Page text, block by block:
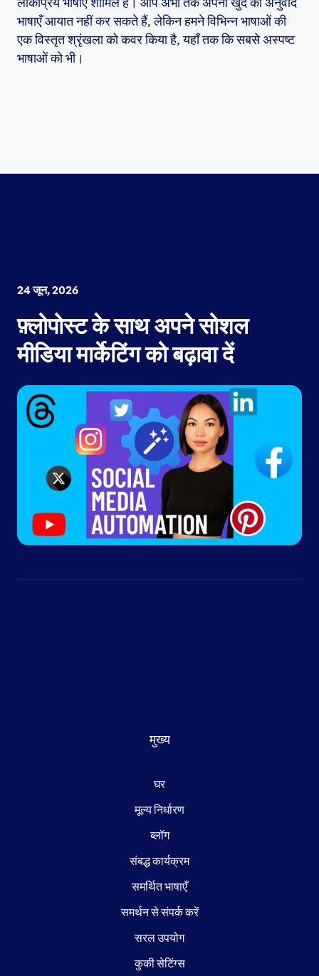
भाषाएँ आयात नहीं कर सकते हैं, लेकिन हमने विभिन्न भाषाओं की
एक विस्तृत श्रृंखला को कवर किया है, यहाँ तक कि सबसे अस्पष्ट
भाषाओं को भी।
24 जून, 2026
फ़्लोपोस्ट के साथ अपने सोशल
मीडिया मार्केटिंग को बढ़ावा दें
मुख्य
घर
मूल्य निर्धारण
ब्लॉग
संबद्ध कार्यक्रम
समर्थित भाषाएँ
समर्थन से संपर्क करें
सरल उपयोग
कुकी सेटिंग्स